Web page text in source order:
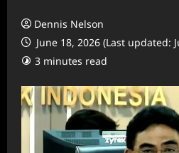
Dennis Nelson
June 18, 2026 (Last updated:
3 minutes read